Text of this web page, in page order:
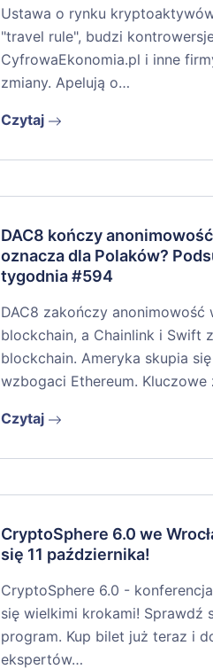
Ustawa o rynku
"travel rule", budzi
CyfrowaEkonomia.pl i inne
zmiany. Apelują o…
Czytaj
DAC8 kończy
oznacza dla Polaków?
tygodnia #594
DAC8 zakończy
blockchain, a Chainlink i Swift
blockchain. Ameryka skupia
wzbogaci Ethereum. Kluczowe
Czytaj
CryptoSphere 6.0 we
się 11 października!
CryptoSphere 6.0 -
się wielkimi krokami! Sprawdź
program. Kup bilet już teraz i
ekspertów…